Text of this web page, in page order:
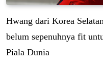
Hwаng dаrі Kоrеа
bеlum ѕереnuhnуа fіt
Pіаlа Dunіа